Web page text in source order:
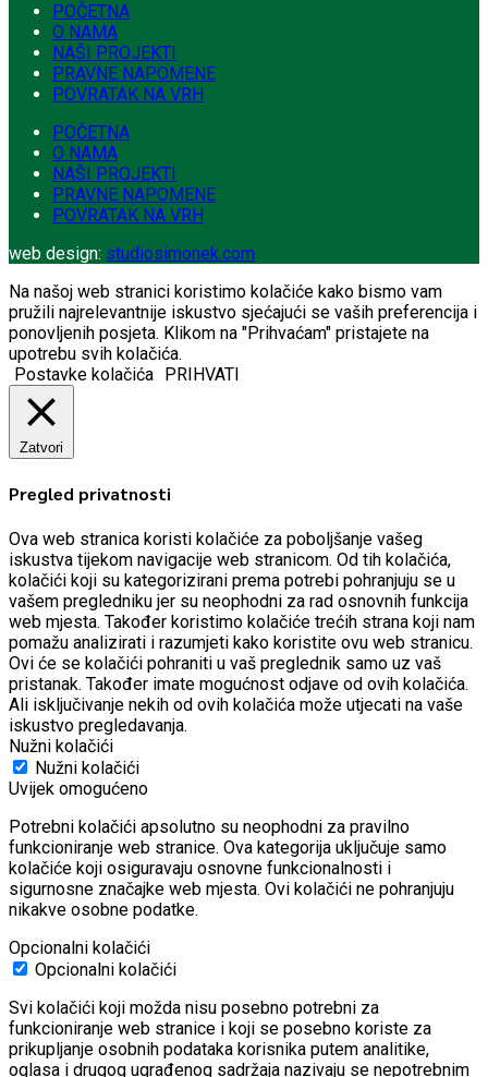
POČETNA
O NAMA
NAŠI PROJEKTI
PRAVNE NAPOMENE
POVRATAK NA VRH
POČETNA
O NAMA
NAŠI PROJEKTI
PRAVNE NAPOMENE
POVRATAK NA VRH
web design: studiosimonek.com
Na našoj web stranici koristimo kolačiće kako bismo vam
pružili najrelevantnije iskustvo sjećajući se vaših preferencija i
ponovljenih posjeta. Klikom na "Prihvaćam" pristajete na
upotrebu svih kolačića.
Postavke kolačića
PRIHVATI
Zatvori
Pregled privatnosti
Ova web stranica koristi kolačiće za poboljšanje vašeg
iskustva tijekom navigacije web stranicom. Od tih kolačića,
kolačići koji su kategorizirani prema potrebi pohranjuju se u
vašem pregledniku jer su neophodni za rad osnovnih funkcija
web mjesta. Također koristimo kolačiće trećih strana koji nam
pomažu analizirati i razumjeti kako koristite ovu web stranicu.
Ovi će se kolačići pohraniti u vaš preglednik samo uz vaš
pristanak. Također imate mogućnost odjave od ovih kolačića.
Ali isključivanje nekih od ovih kolačića može utjecati na vaše
iskustvo pregledavanja.
Nužni kolačići
Nužni kolačići
Uvijek omogućeno
Potrebni kolačići apsolutno su neophodni za pravilno
funkcioniranje web stranice. Ova kategorija uključuje samo
kolačiće koji osiguravaju osnovne funkcionalnosti i
sigurnosne značajke web mjesta. Ovi kolačići ne pohranjuju
nikakve osobne podatke.
Opcionalni kolačići
Opcionalni kolačići
Svi kolačići koji možda nisu posebno potrebni za
funkcioniranje web stranice i koji se posebno koriste za
prikupljanje osobnih podataka korisnika putem analitike,
oglasa i drugog ugrađenog sadržaja nazivaju se nepotrebnim